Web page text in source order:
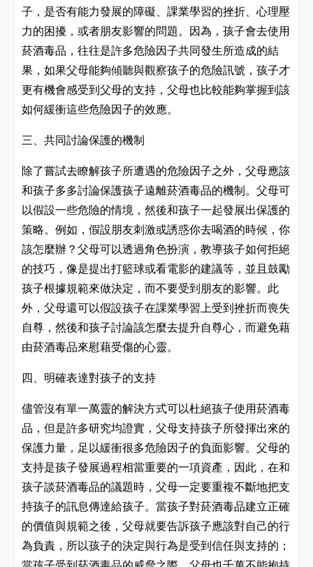
子，是否有能力發展的障礙、課業學習的挫折、心理壓
力的困擾，或者朋友影響的問題。因為，孩子會去使用
菸酒毒品，往往是許多危險因子共同發生所造成的結
果，如果父母能夠傾聽與觀察孩子的危險訊號，孩子才
更有機會感受到父母的支持，父母也比較能夠掌握到該
如何緩衝這些危險因子的效應。
三、共同討論保護的機制
除了嘗試去瞭解孩子所遭遇的危險因子之外，父母應該
和孩子多多討論保護孩子遠離菸酒毒品的機制。父母可
以假設一些危險的情境，然後和孩子一起發展出保護的
策略。例如，假設朋友刺激或誘惑你去喝酒的時候，你
該怎麼辦？父母可以透過角色扮演，教導孩子如何拒絕
的技巧，像是提出打籃球或看電影的建議等，並且鼓勵
孩子根據規範來做決定，而不要受到朋友的影響。此
外，父母還可以假設孩子在課業學習上受到挫折而喪失
自尊，然後和孩子討論該怎麼去提升自尊心，而避免藉
由菸酒毒品來慰藉受傷的心靈。
四、明確表達對孩子的支持
儘管沒有單一萬靈的解決方式可以杜絕孩子使用菸酒毒
品，但是許多研究均證實，父母支持孩子所發揮出來的
保護力量，足以緩衝很多危險因子的負面影響。父母的
支持是孩子發展過程相當重要的一項資產，因此，在和
孩子談菸酒毒品的議題時，父母一定要重複不斷地把支
持孩子的訊息傳達給孩子。當孩子對菸酒毒品建立正確
的價值與規範之後，父母就要告訴孩子應該對自己的行
為負責，所以孩子的決定與行為是受到信任與支持的；